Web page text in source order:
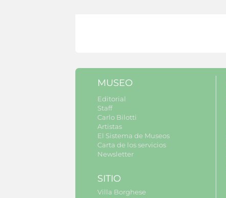
MUSEO
Editorial
Staff
Carlo Bilotti
Artistas
El Sistema de Museos
Carta de los servicios
Newsletter
SITIO
Villa Borghese